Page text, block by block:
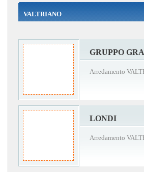
VALTRIANO
GRUPPO
Arredamento
LONDI
Arredamento